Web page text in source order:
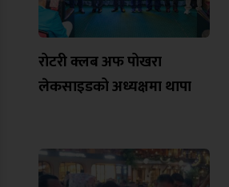
रोटरी क्लब अफ पोखरा
लेकसाइडको अध्यक्षमा थापा